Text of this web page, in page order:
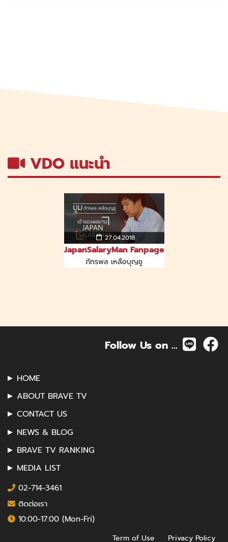
VDO แนะนำ
27.04.2018
JapanSalaryMan Fanpage
ภัทรพล เหลือบุญชู
Follow Us on ...
HOME
ABOUT BRAVE TV
CONTACT US
NEWS & BLOG
BRAVE TV RANKING
MEDIA LIST
02-714-3461
ติดต่อเรา
10:00-17:00 (Mon-Fri)
Term of Use Privacy Policy